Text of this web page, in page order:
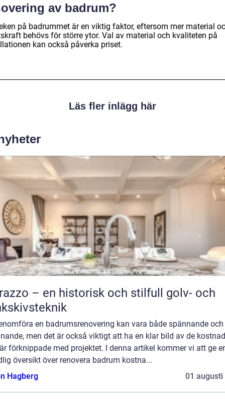
av badrum?
på badrummet är en viktig faktor, eftersom mer material
behövs för större ytor. Val av material och kvaliteten på
kan också påverka priset.
Läs fler inlägg här
– en historisk och stilfull golv- och
en badrumsrenovering kan vara både spännande och
men det är också viktigt att ha en klar bild av de
förknippade med projektet. I denna artikel kommer vi att ge
översikt över renovera badrum kostna...
Hagberg
01 augusti